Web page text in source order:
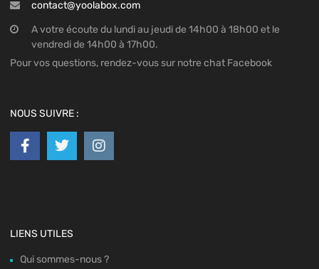
contact@yoolabox.com
A votre écoute du lundi au jeudi de 14h00 à 18h00 et le
vendredi de 14h00 à 17h00.
Pour vos questions, rendez-vous sur notre chat Facebook
NOUS SUIVRE :
LIENS UTILES
Qui sommes-nous ?